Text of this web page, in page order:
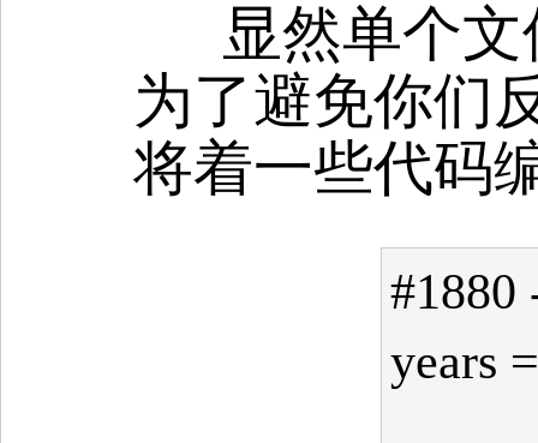
显然单个
为了避免你们
将着一些代码
#1880
years